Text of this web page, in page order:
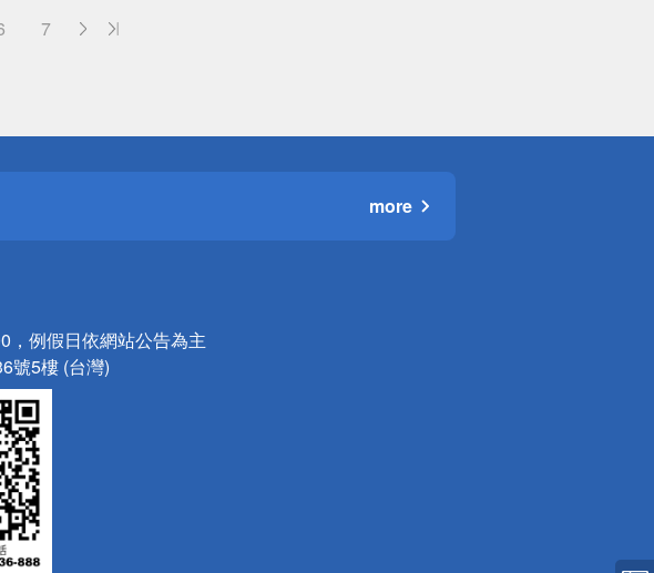
7
more
，例假日依網站公告為主
號5樓 (台灣)